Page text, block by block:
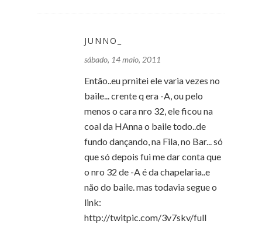
JUNNO_
sábado, 14 maio, 2011
Então..eu prnitei ele varia vezes no
baile... crente q era -A, ou pelo
menos o cara nro 32, ele ficou na
coal da HAnna o baile todo..de
fundo dançando, na Fila, no Bar... só
que só depois fui me dar conta que
o nro 32 de -A é da chapelaria..e
não do baile. mas todavia segue o
link:
http://twitpic.com/3v7skv/full